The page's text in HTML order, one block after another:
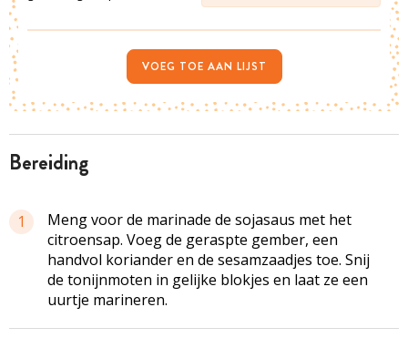
bereiding
1
Meng voor de marinade de sojasaus met het
citroensap. Voeg de geraspte gember, een
handvol koriander en de sesamzaadjes toe. Snij
de tonijnmoten in gelijke blokjes en laat ze een
uurtje marineren.
VOEG TOE AAN LIJST